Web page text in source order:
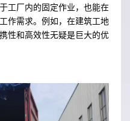
工厂内的固定作业，也能在
作需求。例如，在建筑工地
性和高效性无疑是巨大的优